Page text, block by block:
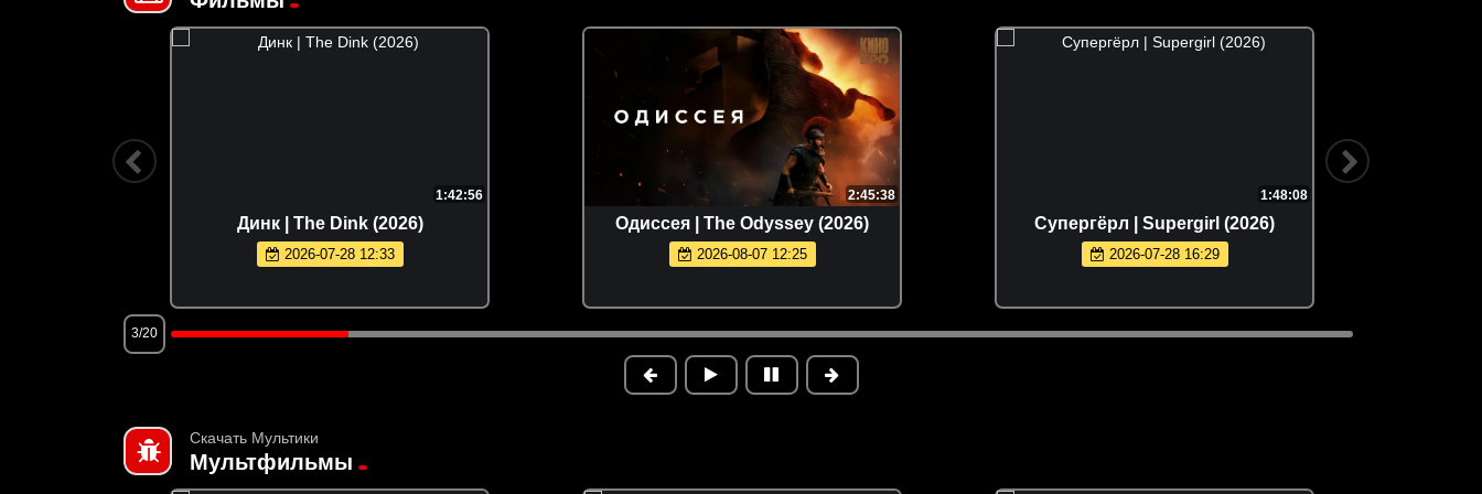
1:42:56
Динк | The Dink (2026)
2026-07-28 12:33
2:45:38
Одиссея | The Odyssey (2026)
2026-08-07 12:25
1:48:08
Супергёрл | Supergirl (2026)
2026-07-28 16:29
3/20
Скачать Мультики
Мультфильмы